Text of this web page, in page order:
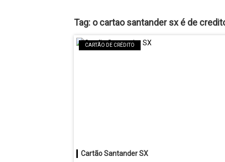
Tag: o cartao santander sx é de
CARTÃO DE CRÉDITO
Cartão Santander SX